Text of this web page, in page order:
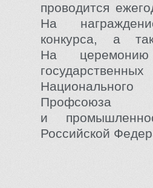
проводится
На
конкурса, а
На церемонию
Профсоюза
и
Российской